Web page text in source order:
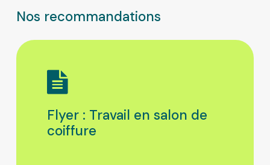
Nos recommandations
Flyer : Travail en salon de
coiffure